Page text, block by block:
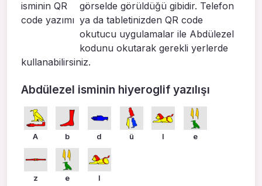
görselde görüldüğü gibidir. Telefon
ya da tabletinizden QR code
okutucu uygulamalar ile Abdülezel
kodunu okutarak gerekli yerlerde
kullanabilirsiniz.
Abdülezel isminin hiyeroglif yazılışı
A b d ü l e
z e l